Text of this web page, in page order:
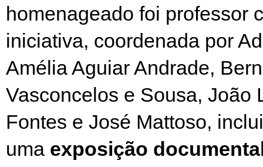
homenageado foi professor
iniciativa, coordenada por
Amélia Aguiar Andrade,
Vasconcelos e Sousa, João
Fontes e José Mattoso,
uma exposição